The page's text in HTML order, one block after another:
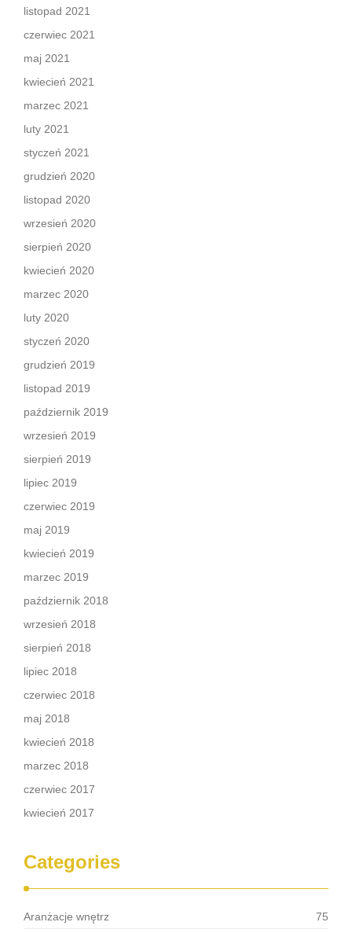
listopad 2021
czerwiec 2021
maj 2021
kwiecień 2021
marzec 2021
luty 2021
styczeń 2021
grudzień 2020
listopad 2020
wrzesień 2020
sierpień 2020
kwiecień 2020
marzec 2020
luty 2020
styczeń 2020
grudzień 2019
listopad 2019
październik 2019
wrzesień 2019
sierpień 2019
lipiec 2019
czerwiec 2019
maj 2019
kwiecień 2019
marzec 2019
październik 2018
wrzesień 2018
sierpień 2018
lipiec 2018
czerwiec 2018
maj 2018
kwiecień 2018
marzec 2018
czerwiec 2017
kwiecień 2017
Categories
Aranżacje wnętrz 75